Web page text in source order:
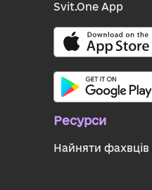
Svit.One App
Ресурси
Найняти фахвців